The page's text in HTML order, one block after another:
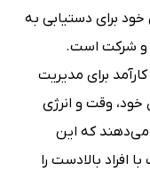
خود برای دستیابی به
و شرکت است.
برای مدیریت
خود، وقت و انرژی
که این
افراد بالادست را